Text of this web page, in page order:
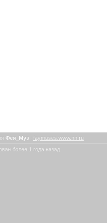
Фея_Муз : faymuses.www.nn.ru
более 1 года назад